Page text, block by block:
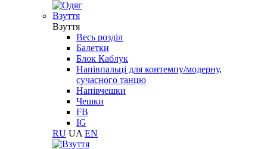
Взуття
Взуття
Весь розділ
Балетки
Блок Каблук
Напівпальці для контемпу/модерну,
сучасного танцю
Напівчешки
Чешки
FB
IG
RU UA EN